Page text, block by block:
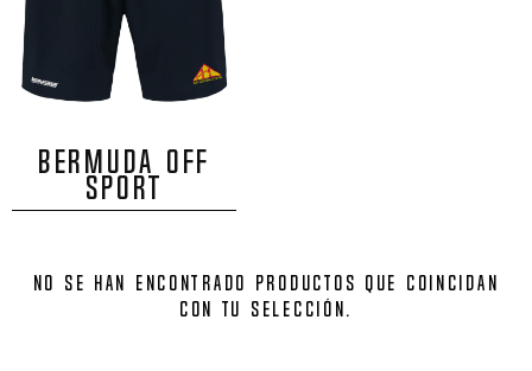
BERMUDA OFF
SPORT
No se han encontrado productos que coincidan
con tu selección.